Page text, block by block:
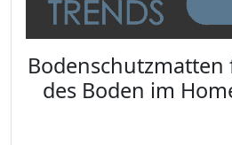
Bodenschutzmatten
des Boden im